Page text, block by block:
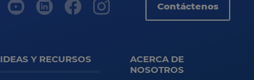
Contáctenos
IDEAS Y RECURSOS
ACERCA DE
NOSOTROS